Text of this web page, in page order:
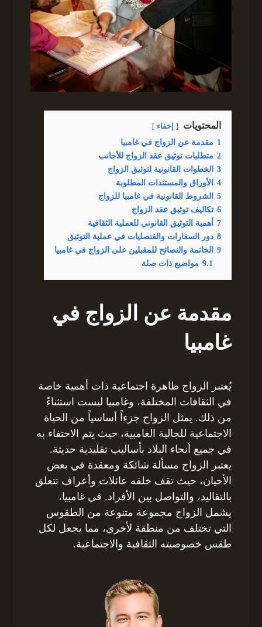
المحتويات إخفاء
1 مقدمة عن الزواج في غامبيا
2 متطلبات توثيق عقد الزواج للأجانب
3
الخطوات القانونية لتوثيق الزواج
4
الأوراق والمستندات المطلوبة
5
الشروط القانونية في غامبيا للزواج
6 تكاليف توثيق عقد الزواج
7
أهمية التوثيق القانوني للعملية الثقافية
8 دور السفارات والقنصليات في عملية التوثيق
9
الخاتمة والنصائح للمقبلين على الزواج في غامبيا
9.1 مواضيع ذات صلة
مقدمة عن الزواج في
غامبيا
يُعتبر الزواج ظاهرة اجتماعية ذات أهمية خاصة
في الثقافات المختلفة، وغامبيا ليست استثناءً
من ذلك. يمثل الزواج جزءاً أساسياً من الحياة
الاجتماعية للجالية الغامبية، حيث يتم الاحتفاء به
في جميع أنحاء البلاد بأساليب تقليدية حديثة.
يعتبر الزواج مسألة شائكة ومعقدة في بعض
الأحيان، حيث تقف خلفه عائلات وأعراف تتعلق
بالتقاليد، والتواصل بين الأفراد. في غامبيا،
يشمل الزواج مجموعة متنوعة من الطقوس
التي تختلف من منطقة لأخرى، مما يجعل لكل
طقس خصوصيته الثقافية والاجتماعية.